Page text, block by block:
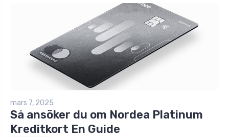
mars 7, 2025
Så ansöker du om Nordea Platinum
Kreditkort En Guide